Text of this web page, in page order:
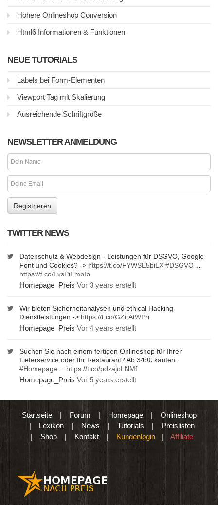
Höhere Onlineshop Conversion
Html6 Informationen & Funktionen
NEUE TUTORIALS
Labels bei Form-Elementen
Viewport Tag mit Skalierung
Ausreichende Schriftgröße
NEWSLETTER ANMELDUNG
TWITTER NEWS
Datenschutz & Webdesign - Leistungen für DSGVO, Google
Font und Cookies? -> https://t.co/FYWSE5biLX #DSGVO
https://t.co/LxsPiFmbIb
Homepage_Preis Vor 3 years erstellt
Wir bieten Sicherheitanalysen und ethical Hacking-
Dienstleistungen -> https://t.co/GZirAtWPri
Homepage_Preis Vor 4 years erstellt
Suchen Sie nach einem fertigen Onlineshop für Ihren
Lieferservice oder Ihr Restaurant? Ab 349€ kaufen.
#Homepage
https://t.co/pdzajoLNMf
Homepage_Preis Vor 5 years erstellt
Startseite| Forum | Homepage| Onlineshop
| Lexikon | News | Tutorials | Preislisten
| Shop | Kontakt | Kundenlogin | Affiliate